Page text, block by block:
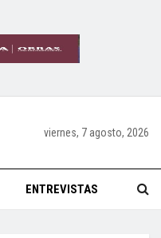
viernes, 7 agosto, 2026
ENTREVISTAS